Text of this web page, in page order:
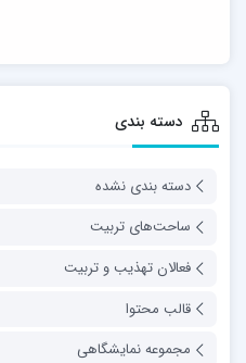
دسته بندی
دسته بندی نشده
ساحت‌های تربیت
فعالان تهذیب و تربیت
قالب محتوا
مجموعه نمایشگاهی